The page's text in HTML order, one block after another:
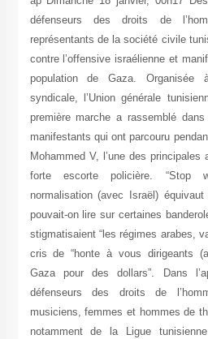
défenseurs des droits de
représentants de la société civile
contre l’offensive israélienne et
population de Gaza. Organisée
syndicale, l’Union générale
première marche a rassemblé
manifestants qui ont parcouru
Mohammed V, l’une des
forte escorte policière. “Stop
normalisation (avec Israël)
pouvait-on lire sur certaines
stigmatisaient “les régimes arabes,
cris de “honte à vous dirigeants
Gaza pour des dollars”. Dans
défenseurs des droits de
musiciens, femmes et hommes de
notamment de la Ligue